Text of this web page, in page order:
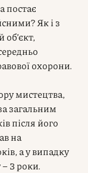
постає
Як і з
охорони.
мистецтва,
загальним
після його
на
а у випадку
3 роки.